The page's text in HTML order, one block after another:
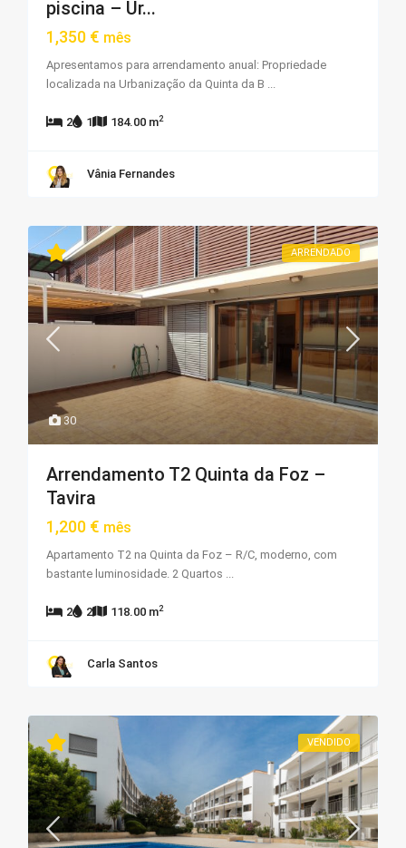
piscina – Ur...
1,350 € mês
Apresentamos para arrendamento anual: Propriedade
localizada na Urbanização da Quinta da B ...
2 1 184.00 m2
Vânia Fernandes
30
ARRENDADO
Arrendamento T2 Quinta da Foz –
Tavira
1,200 € mês
Apartamento T2 na Quinta da Foz – R/C, moderno, com
bastante luminosidade. 2 Quartos ...
2 2 118.00 m2
Carla Santos
VENDIDO